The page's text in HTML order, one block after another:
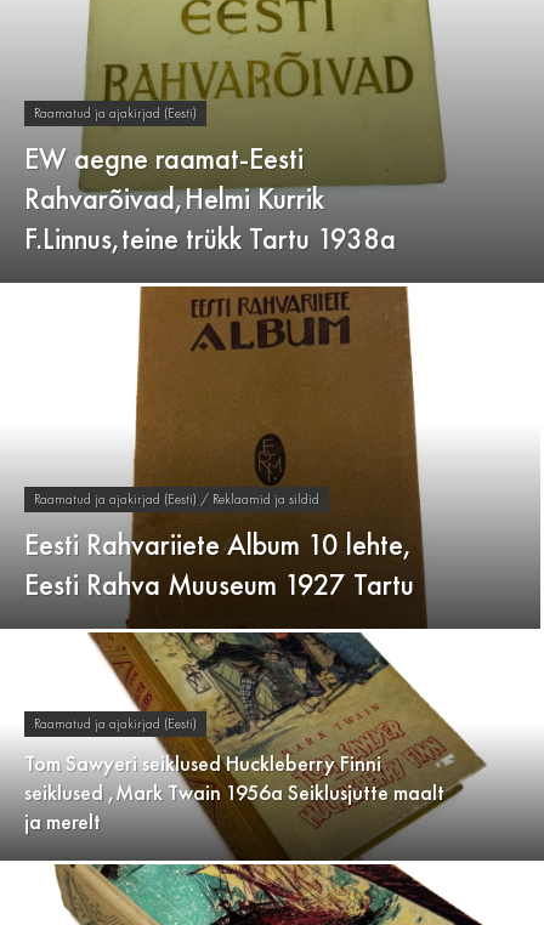
Raamatud ja ajakirjad (Eesti)
EW aegne raamat-Eesti
Rahvarõivad,Helmi Kurrik
F.Linnus,teine trükk Tartu 1938a
Raamatud ja ajakirjad (Eesti) / Reklaamid ja sildid
Eesti Rahvariiete Album 10 lehte,
Eesti Rahva Muuseum 1927 Tartu
Raamatud ja ajakirjad (Eesti)
Tom Sawyeri seiklused Huckleberry Finni
seiklused ,Mark Twain 1956a Seiklusjutte maalt
ja merelt